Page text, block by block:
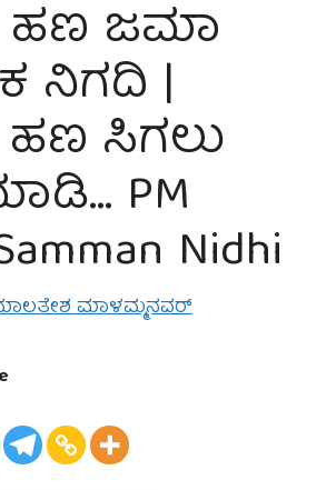
ಹಣ ಜಮಾ
ನಿಗದಿ |
ಸಿಗಲು
PM
Nidhi
ಮಾಳಮ್ಮನವರ್